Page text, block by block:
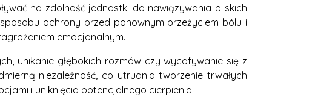
na zdolność jednostki do nawiązywania bliskich
ochrony przed ponownym przeżyciem bólu i
emocjonalnym.
unikanie głębokich rozmów czy wycofywanie się z
niezależność, co utrudnia tworzenie trwałych
i uniknięcia potencjalnego cierpienia.